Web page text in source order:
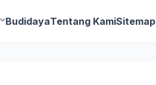
BudidayaTentang KamiSitemap